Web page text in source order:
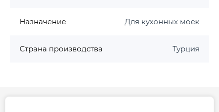
Назначение Для кухонных моек
Страна производства Турция